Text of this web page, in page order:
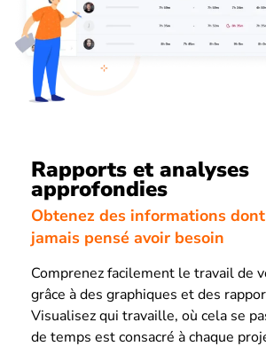
Rapports et analyses
approfondies
Obtenez des informations dont
jamais pensé avoir besoin
Comprenez facilement le travail de
grâce à des graphiques et des
Visualisez qui travaille, où cela se
de temps est consacré à chaque